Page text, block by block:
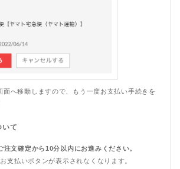
面へ移動しますので、もう一度お支払い手続きを
いて
注文確定から10分以内にお進みください。
支払いボタンが表示されなくなります。